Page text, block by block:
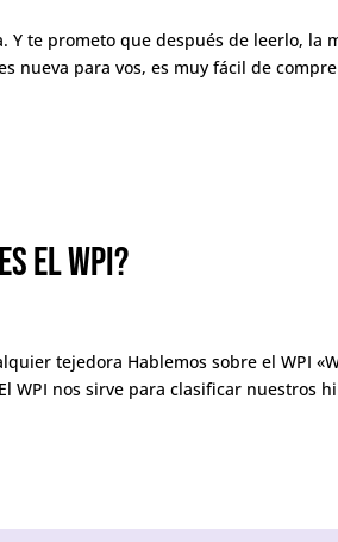
Y te prometo que después de leerlo, la
nueva para vos, es muy fácil de
EL WPI?
tejedora Hablemos sobre el WPI
WPI nos sirve para clasificar nuestros